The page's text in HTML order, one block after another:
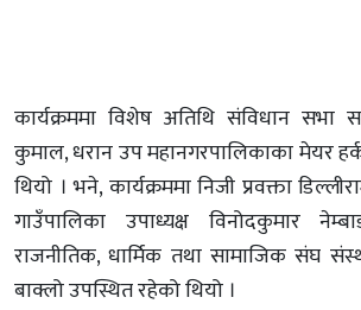
कार्यक्रममा विशेष अतिथि संविधान सभा
कुमाल, धरान उप महानगरपालिकाका मेयर
थियो । भने, कार्यक्रममा निजी प्रवक्ता
गाउँपालिका उपाध्यक्ष विनोदकुमार
राजनीतिक, धार्मिक तथा सामाजिक संघ
बाक्लो उपस्थित रहेको थियो ।